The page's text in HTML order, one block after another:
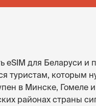
eSIM для Беларуси и
туристам,
в Минске,
районах страны